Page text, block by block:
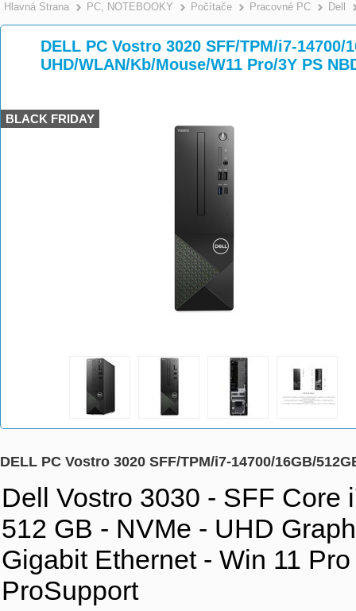
Hlavná Strana >
PC, NOTEBOOKY >
Počítače >
Pracovné PC Dell
DELL PC Vostro 3020 SFF/TPM/i7-14700/
UHD/WLAN/Kb/Mouse/W11 Pro/3Y PS
BLACK FRIDAY
DELL PC Vostro 3020 SFF/TPM/i7-14700/16GB/
Dell Vostro 3030 - SFF Core
512 GB - NVMe - UHD
Gigabit Ethernet - Win 11
ProSupport